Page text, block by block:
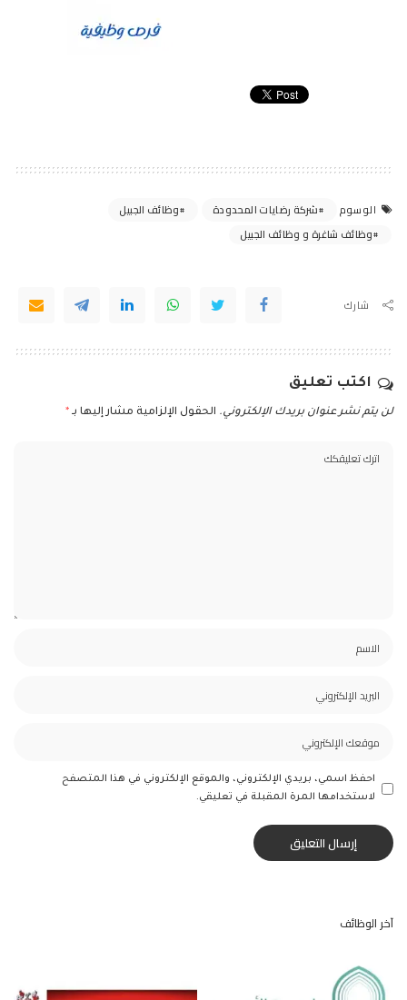
الوسوم شركة رضايات المحدودة
وظائف الجبيل
وظائف شاغرة و وظائف الجبيل
شارك
اكتب تعليق
لن يتم نشر عنوان بريدك الإلكتروني. الحقول الإلزامية مشار إليها بـ *
احفظ اسمي، بريدي الإلكتروني، والموقع الإلكتروني في هذا المتصفح
لاستخدامها المرة المقبلة في تعليقي.
آخر الوظائف